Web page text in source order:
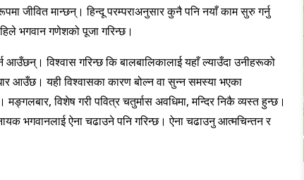
जीवित मान्छन्। हिन्दू परम्पराअनुसार कुनै पनि नयाँ काम सुरु गर्नु
भगवान गणेशको पूजा गरिन्छ।
आउँछन्। विश्वास गरिन्छ कि बालबालिकालाई यहाँ ल्याउँदा उनीहरूको
आउँछ। यही विश्वासका कारण बोल्न वा सुन्न समस्या भएका
विशेष गरी पवित्र चतुर्मास अवधिमा, मन्दिर निकै व्यस्त हुन्छ।
भगवानलाई ऐना चढाउने पनि गरिन्छ। ऐना चढाउनु आत्मचिन्तन र